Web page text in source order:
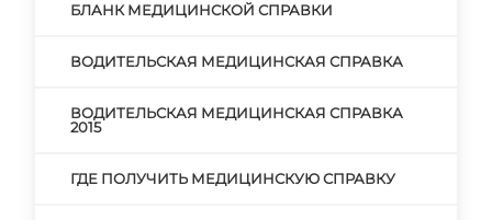
БЛАНК МЕДИЦИНСКОЙ СПРАВКИ
ВОДИТЕЛЬСКАЯ МЕДИЦИНСКАЯ СПРАВКА
ВОДИТЕЛЬСКАЯ МЕДИЦИНСКАЯ СПРАВКА
2015
ГДЕ ПОЛУЧИТЬ МЕДИЦИНСКУЮ СПРАВКУ